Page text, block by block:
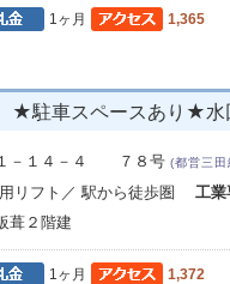
1ヶ月 1,365
駐車スペースあり★水
１－１４－４ ７８号 (都営三田
リフト／ 駅から徒歩圏 工業
葺２階建
1ヶ月 1,372